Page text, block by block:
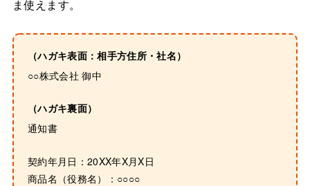
ま使えます。
（ハガキ表面：相手方住所・社名）
○○株式会社 御中
（ハガキ裏面）
通知書
契約年月日：20XX年X月X日
商品名（役務名）：○○○○